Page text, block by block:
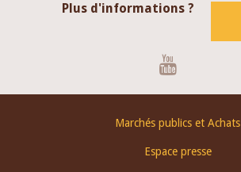
Plus d'informations ?
Marchés publics et Achats
Espace presse